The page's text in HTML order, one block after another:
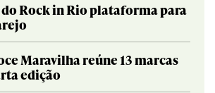
Rock in Rio plataforma para
Maravilha reúne 13 marcas
edição